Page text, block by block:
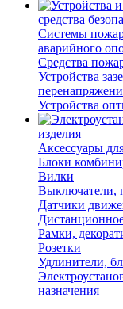
средства
Системы
аварийного
Средства
Устройства
Устройства
изделия
Аксессуары
Блоки
Вилки
Выключатели,
Датчики
Рамки,
Розетки
Удлинители,
назначения